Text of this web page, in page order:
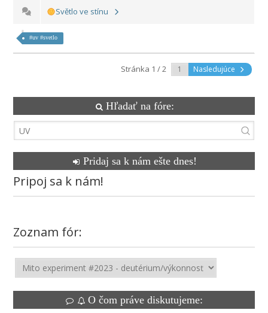
Světlo ve stínu
#uv #svetlo
Stránka 1 / 2 Nasledujúce
Hľadať na fóre:
Pridaj sa k nám ešte dnes!
Pripoj sa k nám!
Zoznam fór:
O čom práve diskutujeme: